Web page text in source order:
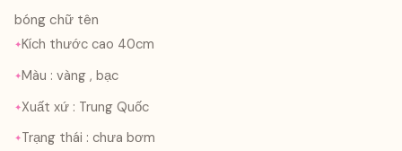
bóng chữ tên
Kích thước cao 40cm
Màu : vàng , bạc
Xuất xứ : Trung Quốc
Trạng thái : chưa bơm